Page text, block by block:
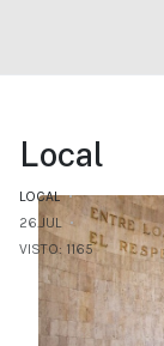
Local
LOCAL
26.JUL
VISTO: 1165